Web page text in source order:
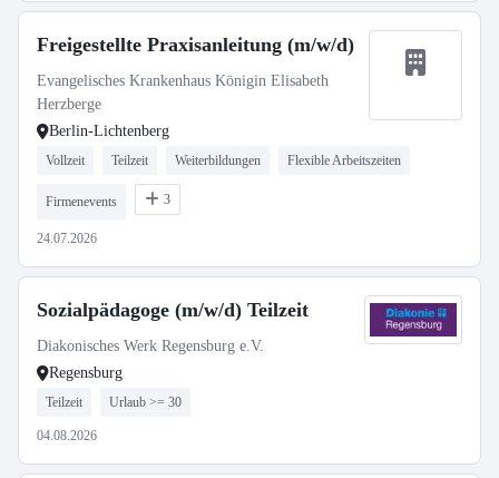
Freigestellte Praxisanleitung (m/w/d)
Evangelisches Krankenhaus Königin Elisabeth
Herzberge
Berlin-Lichtenberg
Vollzeit Teilzeit Weiterbildungen Flexible Arbeitszeiten
Firmenevents 3
24.07.2026
Sozialpädagoge (m/w/d) Teilzeit
Diakonisches Werk Regensburg e.V.
Regensburg
Teilzeit Urlaub >= 30
04.08.2026